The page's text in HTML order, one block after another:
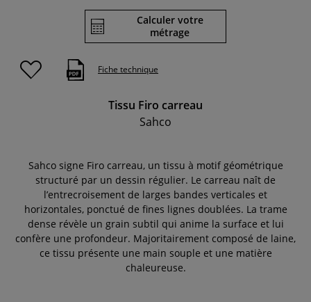
Calculer votre
métrage
Fiche technique
Tissu Firo carreau
Sahco
Sahco signe Firo carreau, un tissu à motif géométrique
structuré par un dessin régulier. Le carreau naît de
l’entrecroisement de larges bandes verticales et
horizontales, ponctué de fines lignes doublées. La trame
dense révèle un grain subtil qui anime la surface et lui
confère une profondeur. Majoritairement composé de laine,
ce tissu présente une main souple et une matière
chaleureuse.